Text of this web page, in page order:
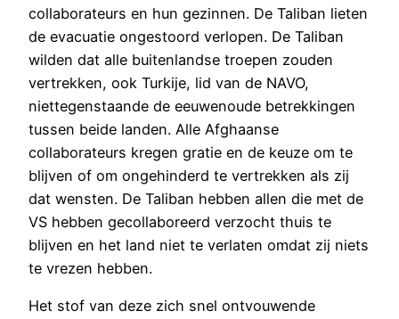
collaborateurs en hun gezinnen. De Taliban lieten
de evacuatie ongestoord verlopen. De Taliban
wilden dat alle buitenlandse troepen zouden
vertrekken, ook Turkije, lid van de NAVO,
niettegenstaande de eeuwenoude betrekkingen
tussen beide landen. Alle Afghaanse
collaborateurs kregen gratie en de keuze om te
blijven of om ongehinderd te vertrekken als zij
dat wensten. De Taliban hebben allen die met de
VS hebben gecollaboreerd verzocht thuis te
blijven en het land niet te verlaten omdat zij niets
te vrezen hebben.
Het stof van deze zich snel ontvouwende